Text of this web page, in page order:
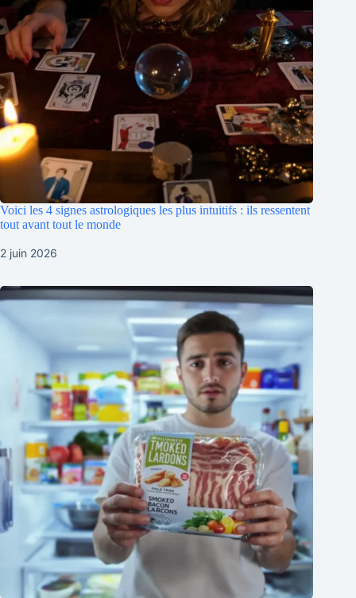
Voici les 4 signes astrologiques les plus intuitifs : ils ressentent
tout avant tout le monde
2 juin 2026